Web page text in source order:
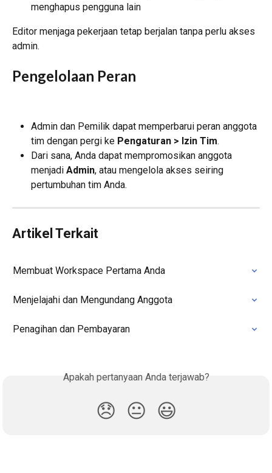
menghapus pengguna lain
Editor menjaga pekerjaan tetap berjalan tanpa perlu akses
admin.
Pengelolaan Peran
Admin dan Pemilik dapat memperbarui peran anggota
tim dengan pergi ke Pengaturan > Izin Tim.
Dari sana, Anda dapat mempromosikan anggota
menjadi Admin, atau mengelola akses seiring
pertumbuhan tim Anda.
Artikel Terkait
Membuat Workspace Pertama Anda
Menjelajahi dan Mengundang Anggota
Penagihan dan Pembayaran
Apakah pertanyaan Anda terjawab?
😞 😐 😃